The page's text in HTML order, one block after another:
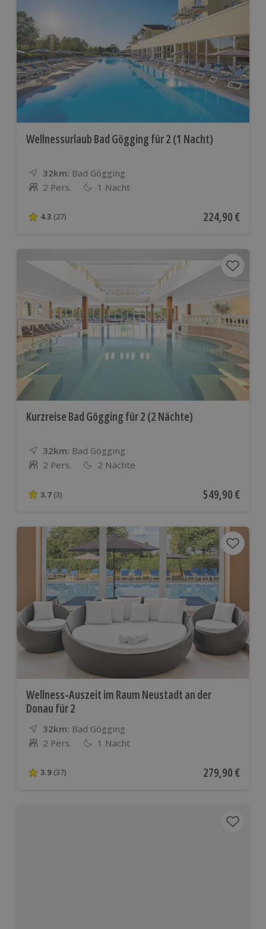
Wellnessurlaub Bad Gögging für 2 (1 Nacht)
32km: Entfernung
Standort
Bad Gögging
Anzahl der Teilnehmer
2 Pers. 1 Nacht
4.3 von 5 Sternen basierend auf 27 Bewertungen
4.3 (27) Aktueller Preis
224,90 €
Kurzreise Bad Gögging für 2 (2 Nächte)
32km: Entfernung
Standort
Bad Gögging
Anzahl der Teilnehmer
2 Pers. 2 Nächte
3.7 von 5 Sternen basierend auf 3 Bewertungen
3.7 (3) Aktueller Preis
549,90 €
Wellness-Auszeit im Raum Neustadt an der
Donau für 2
32km: Entfernung
Standort
Bad Gögging
Anzahl der Teilnehmer
2 Pers. 1 Nacht
3.9 von 5 Sternen basierend auf 37 Bewertungen
3.9 (37) Aktueller Preis
279,90 €